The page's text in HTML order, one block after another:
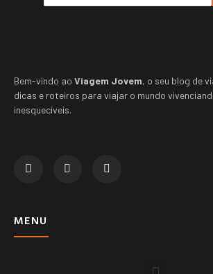
Bem-vindo ao Viagem Jovem, o seu blog de
dicas e roteiros para viajar o mundo
inesquecíveis.
MENU